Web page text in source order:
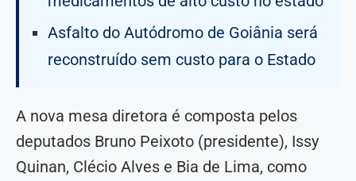
Asfalto do Autódromo de Goiânia será
reconstruído sem custo para o Estado
A nova mesa diretora é composta pelos
deputados Bruno Peixoto (presidente), Issy
Quinan, Clécio Alves e Bia de Lima, como